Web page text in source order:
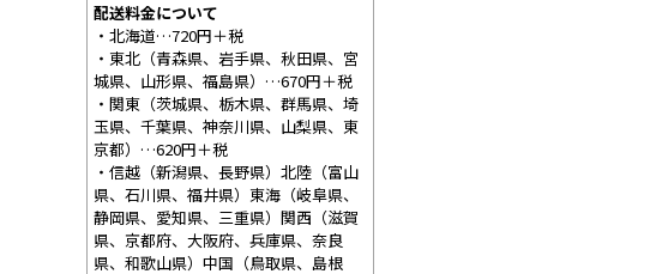
配送料金について
・北海道…720円＋税
・東北（青森県、岩手県、秋田県、宮
城県、山形県、福島県）…670円＋税
・関東（茨城県、栃木県、群馬県、埼
玉県、千葉県、神奈川県、山梨県、東
京都）…620円＋税
・信越（新潟県、長野県）北陸（富山
県、石川県、福井県）東海（岐阜県、
静岡県、愛知県、三重県）関西（滋賀
県、京都府、大阪府、兵庫県、奈良
県、和歌山県）中国（鳥取県、島根